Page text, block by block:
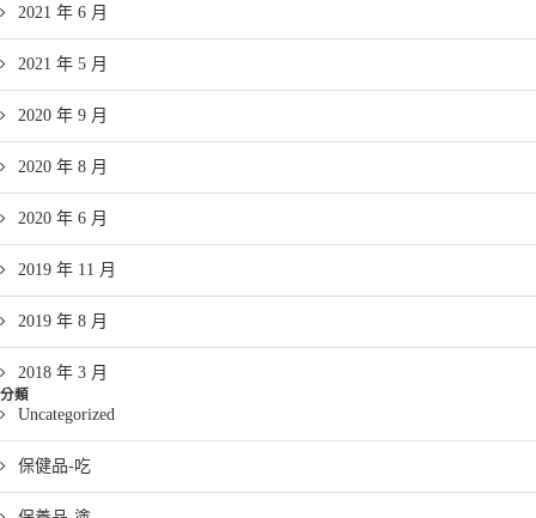
2021 年 6 月
2021 年 5 月
2020 年 9 月
2020 年 8 月
2020 年 6 月
2019 年 11 月
2019 年 8 月
2018 年 3 月
分類
Uncategorized
保健品-吃